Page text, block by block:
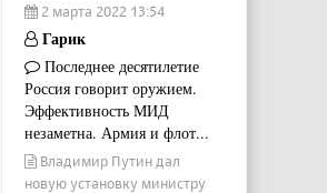
2 марта 2022 13:54
Гарик
Последнее десятилетие
Россия говорит оружием.
Эффективность МИД
незаметна. Армия и флот...
Владимир Путин дал
новую установку министру